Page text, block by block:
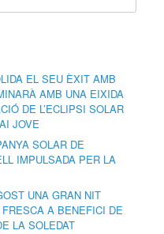
EL SEU ÈXIT AMB
AMB UNA EIXIDA
DE L’ECLIPSI SOLAR
JOVE
SOLAR DE
IMPULSADA PER LA
UNA GRAN NIT
A BENEFICI DE
LA SOLEDAT